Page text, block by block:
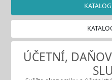
ÚČETNÍ,